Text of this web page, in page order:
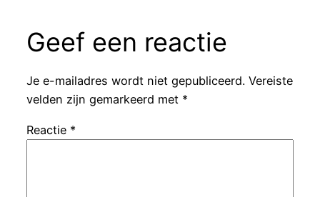
Geef een reactie
Je e-mailadres wordt niet gepubliceerd. Vereiste
velden zijn gemarkeerd met *
Reactie *